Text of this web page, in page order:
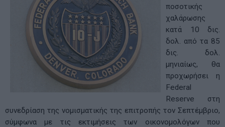
ποσοτικής
χαλάρωσης
κατά 10 δις.
δολ. από τα 85
δις. δολ.
μηνιαίως, θα
προχωρήσει η
Federal
Reserve στη
συνεδρίαση της νομισματικής της επιτροπής τον Σεπτέμβριο,
σύμφωνα με τις εκτιμήσεις των οικονομολόγων που